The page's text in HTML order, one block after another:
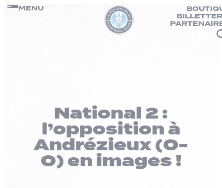
Passer
MENU
National 2 :
l’opposition à
Andrézieux (0-
0) en images !
Panneau de gestion des cookies